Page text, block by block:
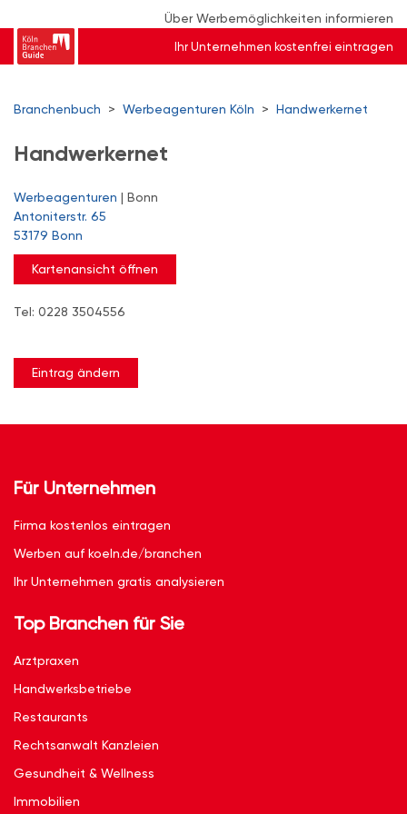
Über Werbemöglichkeiten informieren
Ihr Unternehmen kostenfrei eintragen
Branchenbuch > Werbeagenturen Köln > Handwerkernet
Handwerkernet
Werbeagenturen | Bonn
Antoniterstr. 65
53179 Bonn
Kartenansicht öffnen
Tel: 0228 3504556
Eintrag ändern
Für Unternehmen
Firma kostenlos eintragen
Werben auf koeln.de/branchen
Ihr Unternehmen gratis analysieren
Top Branchen für Sie
Arztpraxen
Handwerksbetriebe
Restaurants
Rechtsanwalt Kanzleien
Gesundheit & Wellness
Immobilien